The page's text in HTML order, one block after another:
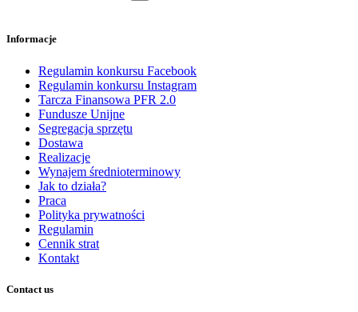
Informacje
Regulamin konkursu Facebook
Regulamin konkursu Instagram
Tarcza Finansowa PFR 2.0
Fundusze Unijne
Segregacja sprzętu
Dostawa
Realizacje
Wynajem średnioterminowy
Jak to działa?
Praca
Polityka prywatności
Regulamin
Cennik strat
Kontakt
Contact us